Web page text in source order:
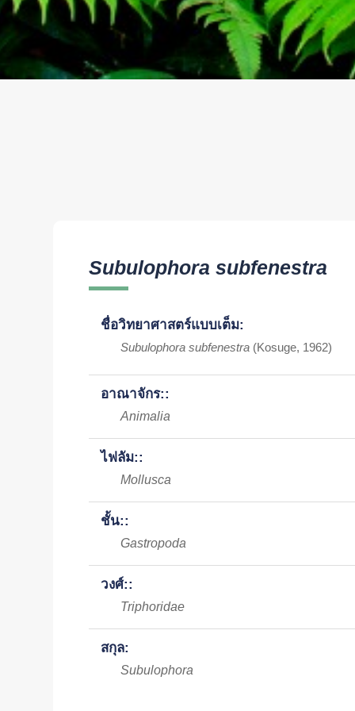
Subulophora subfenestra
ชื่อวิทยาศาสตร์แบบเต็ม:
Subulophora subfenestra (Kosuge, 1962)
อาณาจักร::
Animalia
ไฟลัม::
Mollusca
ชั้น::
Gastropoda
วงศ์::
Triphoridae
สกุล:
Subulophora